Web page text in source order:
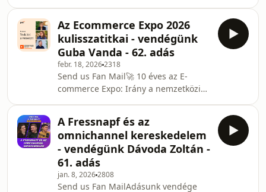
sokan elsősorban a gyorsaság
beszélgetéshez, amelyben a
mesterséges intelligencia vállalati
adaptációjáról, a hype és a valós
értékek különválasztásáról
beszélgetnek Cserjés-Kopándi
Ildikóval.Support the showZárt
Facebook csoport:
https://www.facebook.com/groups/
@veddfelaverseny
Az Ecommerce Expo 2026
kulisszatitkai - vendégünk
Guba Vanda - 62. adás
febr. 18, 20262318
Send us Fan Mail🚀 10 éves az E-
commerce Expo: Irány a nemzetközi
ezelőtt? Hogyan válhat Budapest a
régió digitális kereskedelmi
központjává? A PwC Magyarország
„Vedd fel a versenyt!” podcastjában
Guba Vanda főszervezővel beszéltük
át a jubileumi Expo
A Fressnapf és az
omnichannel kereskedelem
- vendégünk Dávoda Zoltán -
61. adás
jan. 8, 20262808
Send us Fan MailAdásunk vendége